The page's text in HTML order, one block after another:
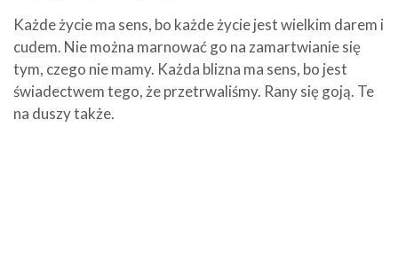
Każde życie ma sens, bo każde życie jest wielkim darem i
cudem. Nie można marnować go na zamartwianie się
tym, czego nie mamy. Każda blizna ma sens, bo jest
świadectwem tego, że przetrwaliśmy. Rany się goją. Te
na duszy także.